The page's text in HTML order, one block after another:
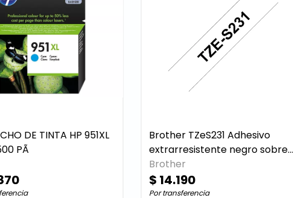
DE TINTA HP 951XL
PÃ
Brother TZeS231 Adhesivo
extrarresistente negro sobre
blanco rollo (1,2 cm x 8 m) 1
cinta(s) tipo laminado
Brother
$ 14.190
Por transferencia